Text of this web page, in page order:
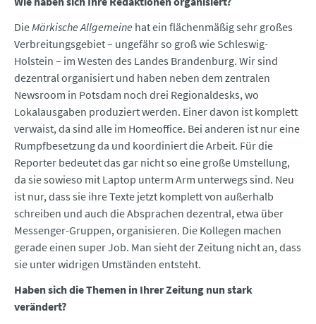
DieMärkische Allgemeine hat ein flächenmäßig sehr großes
Verbreitungsgebiet – ungefähr so groß wie Schleswig-
Holstein – im Westen des Landes Brandenburg. Wir sind
dezentral organisiert und haben neben dem zentralen
Newsroom in Potsdam noch drei Regionaldesks, wo
Lokalausgaben produziert werden. Einer davon ist komplett
verwaist, da sind alle im Homeoffice. Bei anderen ist nur eine
Rumpfbesetzung da und koordiniert die Arbeit. Für die
Reporter bedeutet das gar nicht so eine große Umstellung,
da sie sowieso mit Laptop unterm Arm unterwegs sind. Neu
ist nur, dass sie ihre Texte jetzt komplett von außerhalb
schreiben und auch die Absprachen dezentral, etwa über
Messenger-Gruppen, organisieren. Die Kollegen machen
gerade einen super Job. Man sieht der Zeitung nicht an, dass
sie unter widrigen Umständen entsteht.
Haben sich die Themen in Ihrer Zeitung nun stark
verändert?